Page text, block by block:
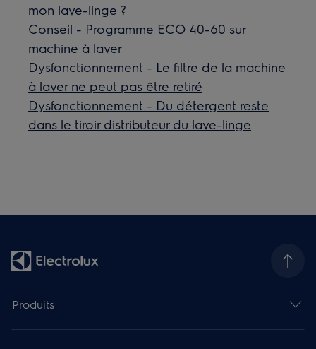
mon lave-linge ?
Conseil - Programme ECO 40-60 sur
machine à laver
Dysfonctionnement - Le filtre de la machine
à laver ne peut pas être retiré
Dysfonctionnement - Du détergent reste
dans le tiroir distributeur du lave-linge
Produits